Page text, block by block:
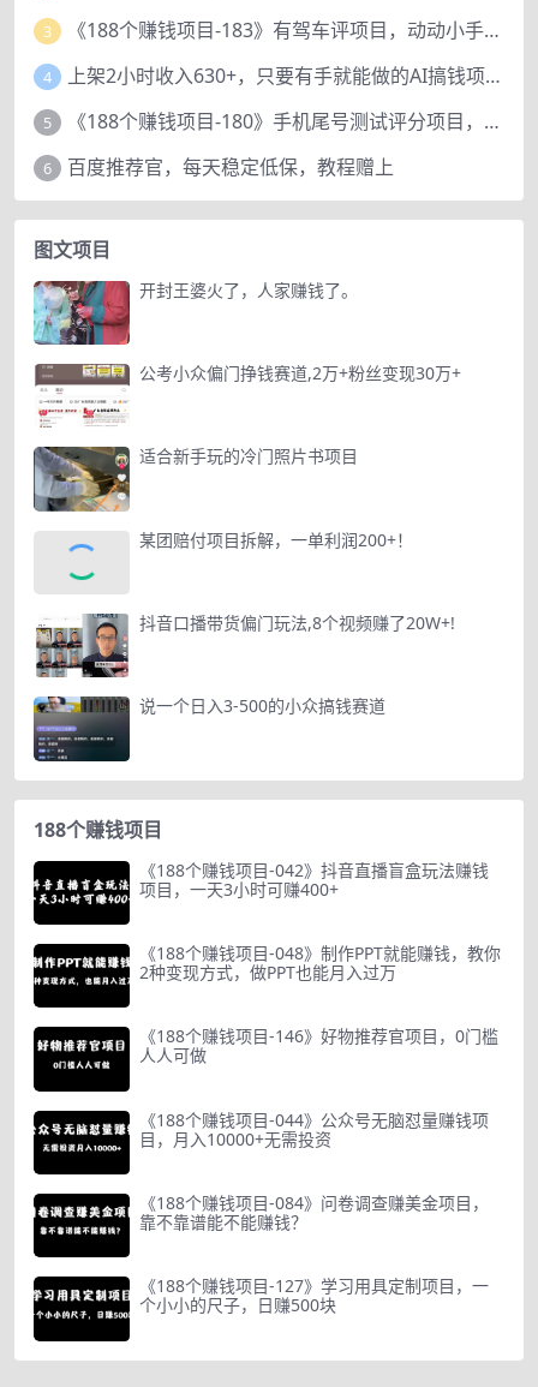
3 《188个赚钱项目-183》有驾车评项目，动动小手，复制粘贴赚44元！
4 上架2小时收入630+，只要有手就能做的AI搞钱项目，奶奶看完都能学会!
5 《188个赚钱项目-180》手机尾号测试评分项目，短视频直播日赚200+
6 百度推荐官，每天稳定低保，教程赠上
图文项目
开封王婆火了，人家赚钱了。
公考小众偏门挣钱赛道,2万+粉丝变现30万+
适合新手玩的冷门照片书项目
某团赔付项目拆解，一单利润200+！
抖音口播带货偏门玩法,8个视频赚了20W+!
说一个日入3-500的小众搞钱赛道
188个赚钱项目
《188个赚钱项目-042》抖音直播盲盒玩法赚钱
项目，一天3小时可赚400+
《188个赚钱项目-048》制作PPT就能赚钱，教你
2种变现方式，做PPT也能月入过万
《188个赚钱项目-146》好物推荐官项目，0门槛
人人可做
《188个赚钱项目-044》公众号无脑怼量赚钱项
目，月入10000+无需投资
《188个赚钱项目-084》问卷调查赚美金项目，
靠不靠谱能不能赚钱？
《188个赚钱项目-127》学习用具定制项目，一
个小小的尺子，日赚500块